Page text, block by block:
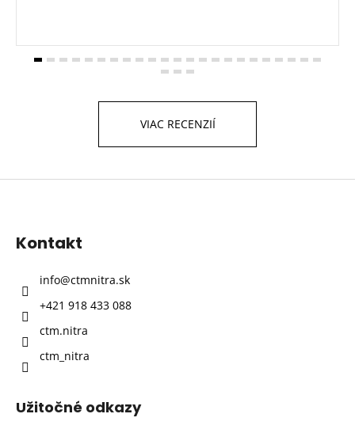
VIAC RECENZIÍ
Kontakt
info@ctmnitra.sk
+421 918 433 088
ctm.nitra
ctm_nitra
Užitočné odkazy